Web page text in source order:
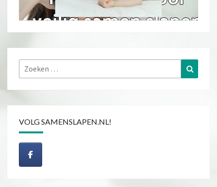
Zoeken
naar:
VOLG SAMENSLAPEN.NL!